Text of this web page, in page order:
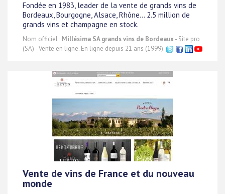
Fondée en 1983, leader de la vente de grands vins de
Bordeaux, Bourgogne, Alsace, Rhône... 2.5 million de
grands vins et champagne en stock.
Nom officiel : Millésima SA grands vins de Bordeaux- Site pro
(SA) - Vente en ligne. En ligne depuis 21 ans (1999).
Vente de vins de France et du nouveau
monde